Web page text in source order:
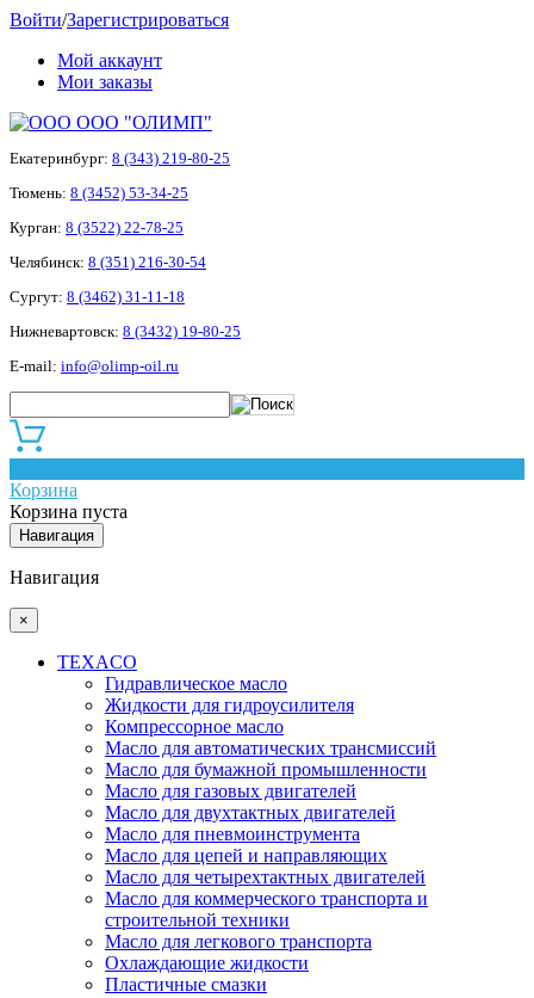
Войти/Зарегистрироваться
Мой аккаунт
Мои заказы
ООО "ОЛИМП"
Екатеринбург: 8 (343) 219-80-25
Тюмень: 8 (3452) 53-34-25
Курган: 8 (3522) 22-78-25
Челябинск: 8 (351) 216-30-54
Сургут: 8 (3462) 31-11-18
Нижневартовск: 8 (3432) 19-80-25
E-mail: info@olimp-oil.ru
Корзина
Корзина пуста
Навигация
Навигация
×
TEXACO
Гидравлическое масло
Жидкости для гидроусилителя
Компрессорное масло
Масло для автоматических трансмиссий
Масло для бумажной промышленности
Масло для газовых двигателей
Масло для двухтактных двигателей
Масло для пневмоинструмента
Масло для цепей и направляющих
Масло для четырехтактных двигателей
Масло для коммерческого транспорта и
строительной техники
Масло для легкового транспорта
Охлаждающие жидкости
Пластичные смазки